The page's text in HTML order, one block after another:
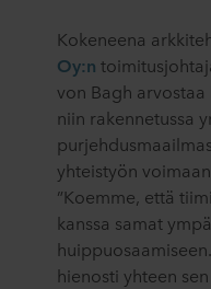
Kokeneena
Oy:n
von Bagh
niin rakennetussa
yhteistyön
”Koemme, että
kanssa samat
hienosti yhteen